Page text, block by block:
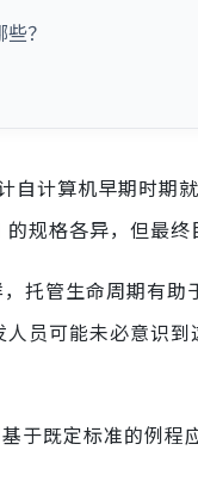
？
自计算机早期时期
规格各异，但最
托管生命周期有助
员可能未必意识
于既定标准的例程